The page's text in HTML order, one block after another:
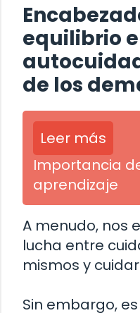
equilibrio
de los
Leer más
Importancia
aprendizaje
A menudo, nos
lucha entre
mismos y
Sin embargo,